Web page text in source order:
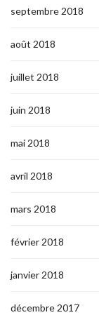
septembre 2018
août 2018
juillet 2018
juin 2018
mai 2018
avril 2018
mars 2018
février 2018
janvier 2018
décembre 2017